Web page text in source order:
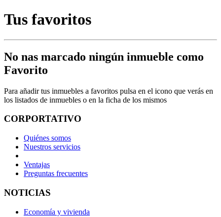
Tus favoritos
No nas marcado ningún inmueble como
Favorito
Para añadir tus inmuebles a favoritos pulsa en el icono que verás en
los listados de inmuebles o en la ficha de los mismos
CORPORTATIVO
Quiénes somos
Nuestros servicios
Ventajas
Preguntas frecuentes
NOTICIAS
Economía y vivienda